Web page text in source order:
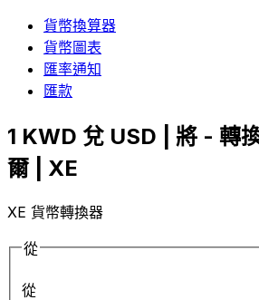
貨幣換算器
貨幣圖表
匯率通知
匯款
1 KWD 兌 USD | 將 - 轉
爾 | XE
XE 貨幣轉換器
從
從